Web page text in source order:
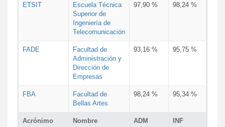
Acrónimo Nombre ADM INF
ETSIT
Escuela Técnica
Superior de
Ingeniería de
Telecomunicación
97,90 % 98,24 %
FADE
Facultad de
Administración y
Dirección de
Empresas
93,16 % 95,75 %
FBA
Facultad de
Bellas Artes
98,24 % 95,34 %